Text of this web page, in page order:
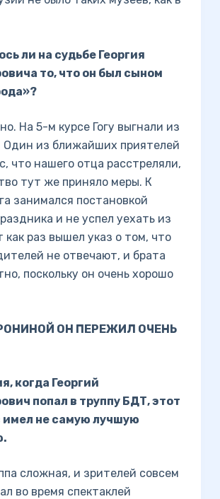
ли на судьбе Георгия
то, что он был сыном
На 5-м курсе Гогу выгнали из
Один из ближайших приятелей
что нашего отца расстреляли,
тут же приняло меры. К
занимался постановкой
и не успел уехать из
как раз вышел указ о том, что
не отвечают, и брата
поскольку он очень хорошо
ОН ПЕРЕЖИЛ ОЧЕНЬ
когда Георгий
попал в труппу БДТ, этот
имел не самую лучшую
сложная, и зрителей совсем
во время спектаклей